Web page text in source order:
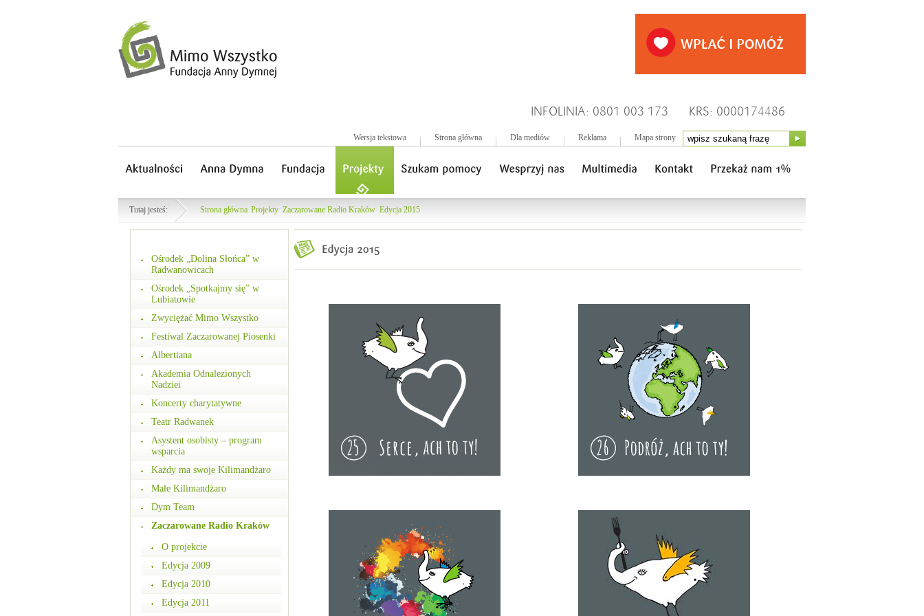
KRS: 0000174486
INFOLINIA: 0801 003 173
Wersja tekstowa Strona główna Dla mediów Reklama Mapa strony
Tutaj jesteś: Strona główna Projekty Zaczarowane Radio Kraków Edycja 2015
Ośrodek „Dolina Słońca” w
Radwanowicach
Ośrodek „Spotkajmy się” w
Lubiatowie
Zwyciężać Mimo Wszystko
Festiwal Zaczarowanej Piosenki
Albertiana
Akademia Odnalezionych
Nadziei
Koncerty charytatywne
Teatr Radwanek
Asystent osobisty – program
wsparcia
Każdy ma swoje Kilimandżaro
Małe Kilimandżaro
Dym Team
Zaczarowane Radio Kraków
O projekcie
Edycja 2009
Edycja 2010
Edycja 2011